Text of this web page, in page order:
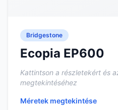
Bridgestone
Ecopia EP600
Kattintson a részletekért és
megtekintéséhez
Méretek megtekintése